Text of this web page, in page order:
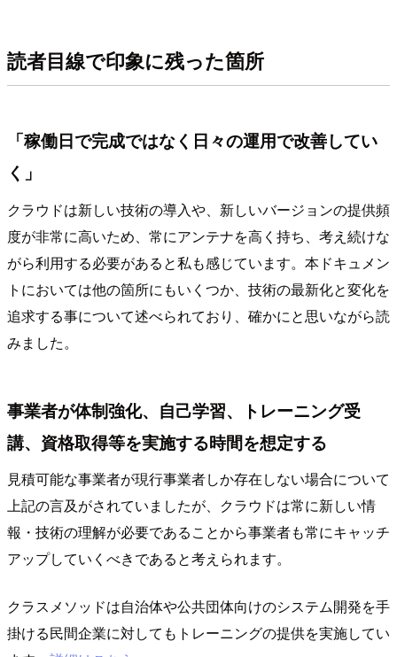
読者目線で印象に残った箇所
「稼働日で完成ではなく日々の運用で改善してい
く」
クラウドは新しい技術の導入や、新しいバージョンの提供頻
度が非常に高いため、常にアンテナを高く持ち、考え続けな
がら利用する必要があると私も感じています。本ドキュメン
トにおいては他の箇所にもいくつか、技術の最新化と変化を
追求する事について述べられており、確かにと思いながら読
みました。
事業者が体制強化、自己学習、トレーニング受
講、資格取得等を実施する時間を想定する
見積可能な事業者が現行事業者しか存在しない場合について
上記の言及がされていましたが、クラウドは常に新しい情
報・技術の理解が必要であることから事業者も常にキャッチ
アップしていくべきであると考えられます。
クラスメソッドは自治体や公共団体向けのシステム開発を手
掛ける民間企業に対してもトレーニングの提供を実施してい